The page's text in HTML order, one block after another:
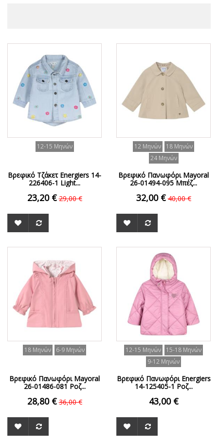
12-15 Μηνών
Βρεφικό Τζάκετ Energiers 14-
226406-1 Light...
23,20 € 29,00 €
12 Μηνών
18 Μηνών
24 Μηνών
Βρεφικό Πανωφόρι Mayoral
26-01494-095 Μπέζ...
32,00 € 40,00 €
18 Μηνών 6-9 Μηνών
Βρεφικό Πανωφόρι Mayoral
26-01486-081 Ροζ...
28,80 € 36,00 €
12-15 Μηνών
15-18 Μηνών
9-12 Μηνών
Βρεφικό Πανωφόρι Energiers
14-125405-1 Ροζ...
43,00 €